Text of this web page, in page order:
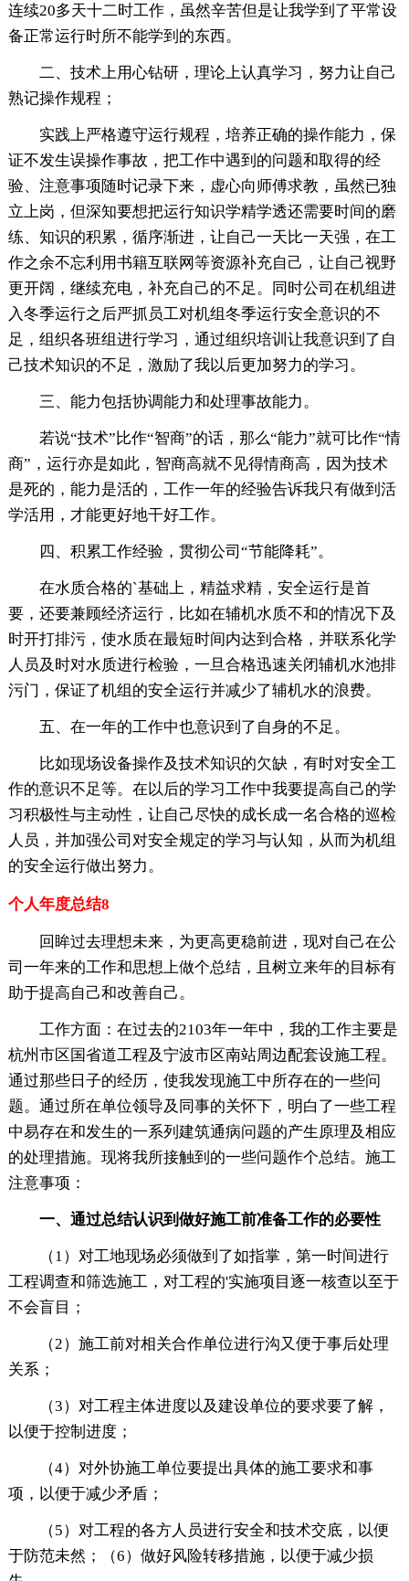
连续20多天十二时工作，虽然辛苦但是让我学到了平常设
备正常运行时所不能学到的东西。
二、技术上用心钻研，理论上认真学习，努力让自己
熟记操作规程；
实践上严格遵守运行规程，培养正确的操作能力，保
证不发生误操作事故，把工作中遇到的问题和取得的经
验、注意事项随时记录下来，虚心向师傅求教，虽然已独
立上岗，但深知要想把运行知识学精学透还需要时间的磨
练、知识的积累，循序渐进，让自己一天比一天强，在工
作之余不忘利用书籍互联网等资源补充自己，让自己视野
更开阔，继续充电，补充自己的不足。同时公司在机组进
入冬季运行之后严抓员工对机组冬季运行安全意识的不
足，组织各班组进行学习，通过组织培训让我意识到了自
己技术知识的不足，激励了我以后更加努力的学习。
三、能力包括协调能力和处理事故能力。
若说“技术”比作“智商”的话，那么“能力”就可比作“情
商”，运行亦是如此，智商高就不见得情商高，因为技术
是死的，能力是活的，工作一年的经验告诉我只有做到活
学活用，才能更好地干好工作。
四、积累工作经验，贯彻公司“节能降耗”。
在水质合格的`基础上，精益求精，安全运行是首
要，还要兼顾经济运行，比如在辅机水质不和的情况下及
时开打排污，使水质在最短时间内达到合格，并联系化学
人员及时对水质进行检验，一旦合格迅速关闭辅机水池排
污门，保证了机组的安全运行并减少了辅机水的浪费。
五、在一年的工作中也意识到了自身的不足。
比如现场设备操作及技术知识的欠缺，有时对安全工
作的意识不足等。在以后的学习工作中我要提高自己的学
习积极性与主动性，让自己尽快的成长成一名合格的巡检
人员，并加强公司对安全规定的学习与认知，从而为机组
的安全运行做出努力。
个人年度总结8
回眸过去理想未来，为更高更稳前进，现对自己在公
司一年来的工作和思想上做个总结，且树立来年的目标有
助于提高自己和改善自己。
工作方面：在过去的2103年一年中，我的工作主要是
杭州市区国省道工程及宁波市区南站周边配套设施工程。
通过那些日子的经历，使我发现施工中所存在的一些问
题。通过所在单位领导及同事的关怀下，明白了一些工程
中易存在和发生的一系列建筑通病问题的产生原理及相应
的处理措施。现将我所接触到的一些问题作个总结。施工
注意事项：
一、通过总结认识到做好施工前准备工作的必要性
（1）对工地现场必须做到了如指掌，第一时间进行
工程调查和筛选施工，对工程的'实施项目逐一核查以至于
不会盲目；
（2）施工前对相关合作单位进行沟又便于事后处理
关系；
（3）对工程主体进度以及建设单位的要求要了解，
以便于控制进度；
（4）对外协施工单位要提出具体的施工要求和事
项，以便于减少矛盾；
（5）对工程的各方人员进行安全和技术交底，以便
于防范未然；（6）做好风险转移措施，以便于减少损